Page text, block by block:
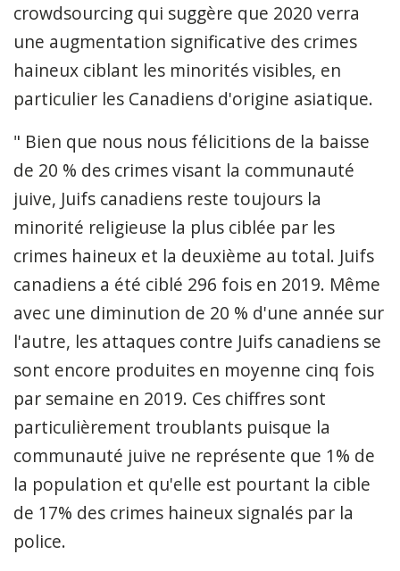
crowdsourcing qui suggère que 2020 verra
une augmentation significative des crimes
haineux ciblant les minorités visibles, en
particulier les Canadiens d'origine asiatique.
" Bien que nous nous félicitions de la baisse
de 20 % des crimes visant la communauté
juive, Juifs canadiens reste toujours la
minorité religieuse la plus ciblée par les
crimes haineux et la deuxième au total. Juifs
canadiens a été ciblé 296 fois en 2019. Même
avec une diminution de 20 % d'une année sur
l'autre, les attaques contre Juifs canadiens se
sont encore produites en moyenne cinq fois
par semaine en 2019. Ces chiffres sont
particulièrement troublants puisque la
communauté juive ne représente que 1% de
la population et qu'elle est pourtant la cible
de 17% des crimes haineux signalés par la
police.